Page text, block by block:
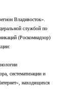
Владивосток».
службой по
(Роскомнадзор)
систематизации и
находящихся